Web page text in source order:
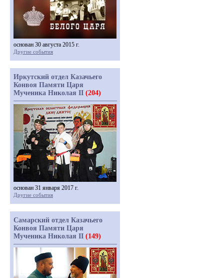
основан 30 августа 2015 г.
Другие события
Иркутский отдел Казачьего
Конвоя Памяти Царя
Мученика Николая II (204)
основан 31 января 2017 г.
Другие события
Самарский отдел Казачьего
Конвоя Памяти Царя
Мученика Николая II (149)